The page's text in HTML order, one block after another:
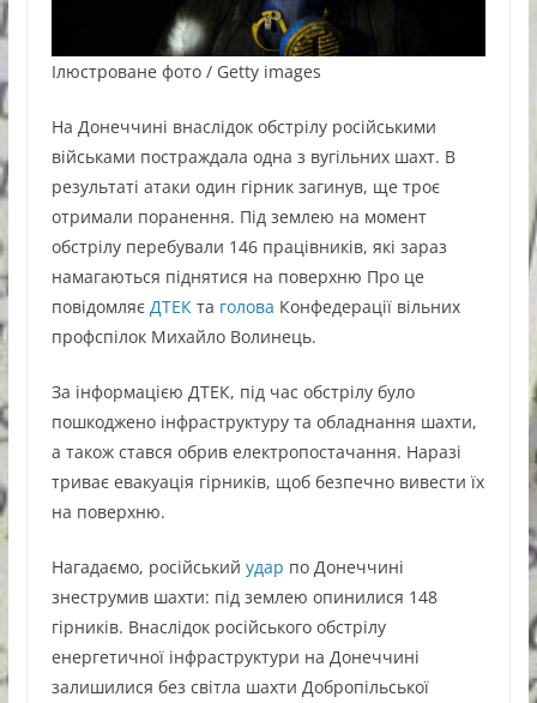
Ілюстроване фото / Getty images
На Донеччині внаслідок обстрілу російськими
військами постраждала одна з вугільних шахт. В
результаті атаки один гірник загинув, ще троє
отримали поранення. Під землею на момент
обстрілу перебували 146 працівників, які зараз
намагаються піднятися на поверхню Про це
повідомляє ДТЕКта голова Конфедерації вільних
профспілок Михайло Волинець.
За інформацією ДТЕК, під час обстрілу було
пошкоджено інфраструктуру та обладнання шахти,
а також стався обрив електропостачання. Наразі
триває евакуація гірників, щоб безпечно вивести їх
на поверхню.
Нагадаємо, російський удар по Донеччині
знеструмив шахти: під землею опинилися 148
гірників. Внаслідок російського обстрілу
енергетичної інфраструктури на Донеччині
залишилися без світла шахти Добропільської